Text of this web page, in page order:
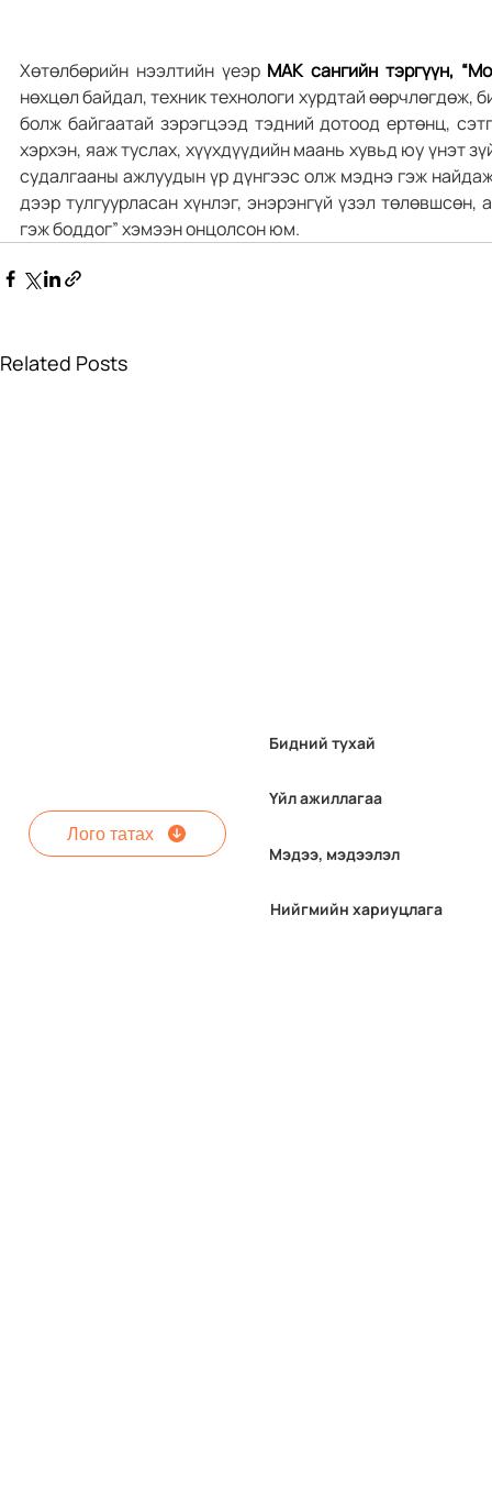
Хөтөлбөрийн нээлтийн үеэр МАК сангийн тэргүүн,
нөхцөл байдал, техник технологи хурдтай өөрчлөгдөж,
болж байгаатай зэрэгцээд тэдний дотоод ертөнц,
хэрхэн, яаж туслах, хүүхдүүдийн маань хувьд юу үнэт
судалгааны ажлуудын үр дүнгээс олж мэднэ гэж
дээр тулгуурласан хүнлэг, энэрэнгүй үзэл
гэж боддог” хэмээн онцолсон юм.
Related Posts
Лого татах
Бидний тухай
Үйл ажиллагаа
Мэдээ, мэдээлэл
Нийгмийн хариуцлага